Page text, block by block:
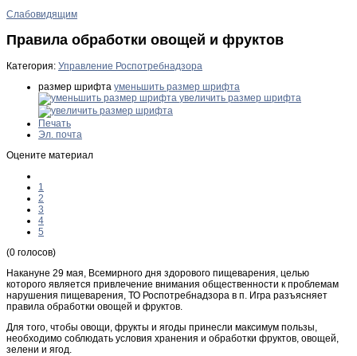
Слабовидящим
Правила обработки овощей и фруктов
Категория: Управление Роспотребнадзора
размер шрифта уменьшить размер шрифта
увеличить размер шрифта
Печать
Эл. почта
Оцените материал
1
2
3
4
5
(0 голосов)
Накануне 29 мая, Всемирного дня здорового пищеварения, целью
которого является привлечение внимания общественности к проблемам
нарушения пищеварения, ТО Роспотребнадзора в п. Игра разъясняет
правила обработки овощей и фруктов.
Для того, чтобы овощи, фрукты и ягоды принесли максимум пользы,
необходимо соблюдать условия хранения и обработки фруктов, овощей,
зелени и ягод.